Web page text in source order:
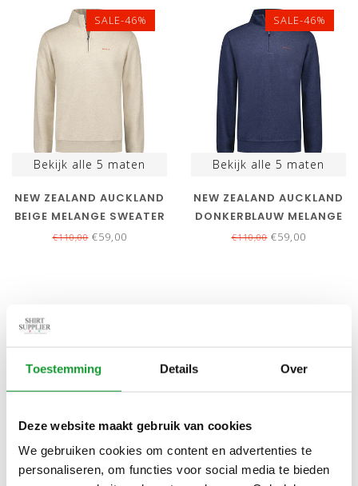
Toestemming Details Over
Deze website maakt gebruik van cookies
We gebruiken cookies om content en advertenties te
personaliseren, om functies voor social media te bieden
SALE-46%
Bekijk alle 5 maten
NEW ZEALAND AUCKLAND
BEIGE MELANGE SWEATER
MET RITSJE
€110,00€59,00
SALE-46%
Bekijk alle 5 maten
NEW ZEALAND AUCKLAND
DONKERBLAUW MELANGE
SWEATER MET RITSJE
€110,00€59,00
Bekijk alle 5maten Bekijk alle4maten